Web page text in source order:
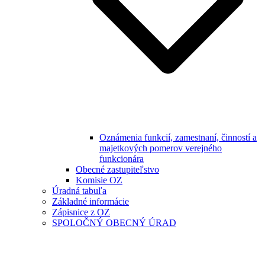
Oznámenia funkcií, zamestnaní, činností a
majetkových pomerov verejného
funkcionára
Obecné zastupiteľstvo
Komisie OZ
Úradná tabuľa
Základné informácie
Zápisnice z OZ
SPOLOČNÝ OBECNÝ ÚRAD